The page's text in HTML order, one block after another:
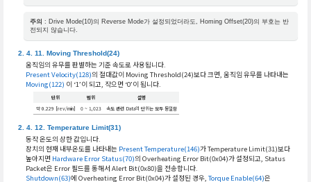
주의 : Drive Mode(10)의 Reverse Mode가 설정되었더라도, Homing Offset(20)의 부호는 반
전되지 않습니다.
Moving Threshold(24)
움직임의 유무를 판별하는 기준 속도로 사용됩니다.
Present Velocity(128)의 절대값이 Moving Threshold(24)보다 크면, 움직임 유무를 나타내는
Moving(122) 이 ‘1’이 되고, 작으면 ‘0’이 됩니다.
단위 범위
설명
약 0.229 [rev/min]
0 ~ 1,023 속도 관련 Data의 단위는 모두 동일함
Temperature Limit(31)
동작 온도의 상한 값입니다.
장치의 현재 내부온도를 나타내는 Present Temperature(146)가 Temperature Limit(31)보다
높아지면 Hardware Error Status(70)의 Overheating Error Bit(0x04)가 설정되고, Status
Packet은 Error 필드를 통해서 Alert Bit(0x80)을 전송합니다.
Shutdown(63)에 Overheating Error Bit(0x04)가 설정된 경우, Torque Enable(64)은